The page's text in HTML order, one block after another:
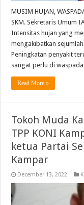
MUSIM HUJAN,
SKM. Sekretaris Umum
Intensitas hujan yang
mengakibatkan
Peningkatan penyakit
sangat perlu di
Read More »
Tokoh Muda
TPP KONI
ketua Partai
Kampar
December 13, 2022